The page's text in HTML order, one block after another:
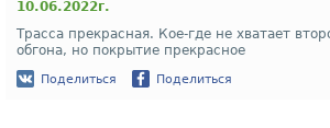
10.06.2022г.
Трасса прекрасная. Кое-где не хватает
обгона, но покрытие прекрасное
Поделиться Поделиться